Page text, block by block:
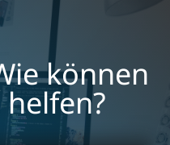
können